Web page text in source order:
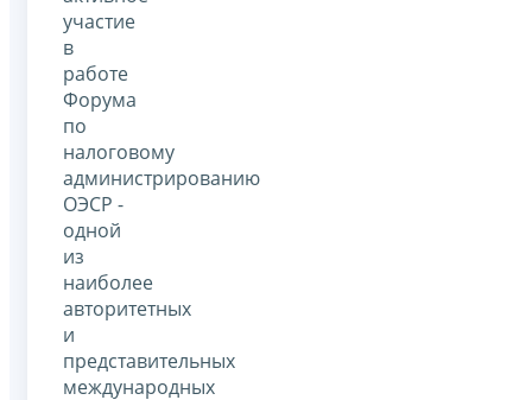
участие
в
работе
Форума
по
налоговому
администрированию
ОЭСР -
одной
из
наиболее
авторитетных
и
представительных
международных